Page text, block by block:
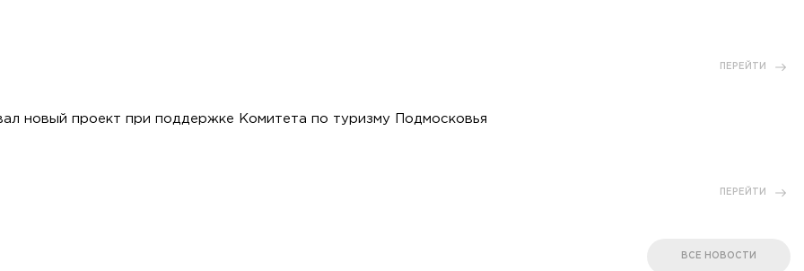
ПЕРЕЙТИ
новый проект при поддержке Комитета по туризму Подмосковья
ПЕРЕЙТИ
ВСЕ НОВОСТИ